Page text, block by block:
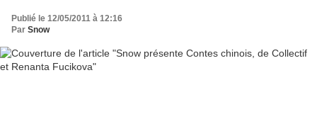
Publié le 12/05/2011 à 12:16
Par Snow